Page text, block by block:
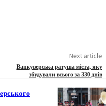
Next article
Ванкуверська ратуша міста, яку
збудували всього за 330 днів